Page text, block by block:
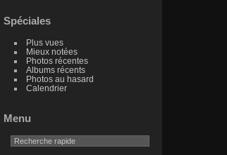
Spéciales
Plus vues
Mieux notées
Photos récentes
Albums récents
Photos au hasard
Calendrier
Menu